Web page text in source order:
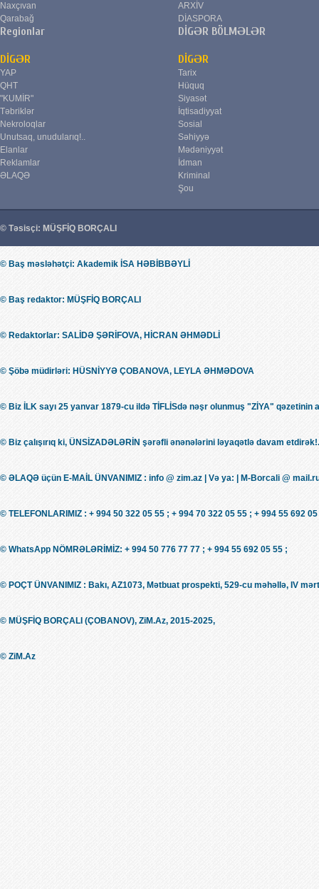
Naxçıvan
Qarabağ
Regionlar
ARXİV
DİASPORA
DİGƏR BÖLMƏLƏR
DİGƏR
YAP
QHT
"KUMİR"
Təbriklər
Nekroloqlar
Unutsaq, unudularıq!..
Elanlar
Reklamlar
ƏLAQƏ
DİGƏR
Tarix
Hüquq
Siyasət
İqtisadiyyat
Sosial
Səhiyyə
Mədəniyyət
İdman
Kriminal
Şou
© Təsisçi: MÜŞFİQ BORÇALI
© Baş məsləhətçi: Akademik İSA HƏBİBBƏYLİ
© Baş redaktor: MÜŞFİQ BORÇALI
© Redaktorlar: SALİDƏ ŞƏRİFOVA, HİCRAN ƏHMƏDLİ
© Şöbə müdirləri: HÜSNİYYƏ ÇOBANOVA, LEYLA ƏHMƏDOVA
© Biz İLK sayı 25 yanvar 1879-cu ildə TİFLİSdə nəşr olunmuş "ZİYA" qəzetinin
© Biz çalışırıq ki, ÜNSİZADƏLƏRİN şərəfli ənənələrini ləyaqətlə davam
© ƏLAQƏ üçün E-MAİL ÜNVANIMIZ : info @ zim.az | Və ya: | M-Borcali @
© TELEFONLARIMIZ : + 994 50 322 05 55 ; + 994 70 322 05 55 ; + 994 55 692
© WhatsApp NÖMRƏLƏRİMİZ: + 994 50 776 77 77 ; + 994 55 692 05 55 ;
© POÇT ÜNVANIMIZ : Bakı, AZ1073, Mətbuat prospekti, 529-cu məhəllə, IV
© MÜŞFİQ BORÇALI (ÇOBANOV), ZiM.Az, 2015-2025,
© ZiM.Az